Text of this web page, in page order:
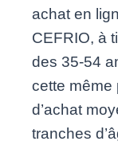
achat en
CEFRIO, à
des 35-54
cette même
d’achat
tranches